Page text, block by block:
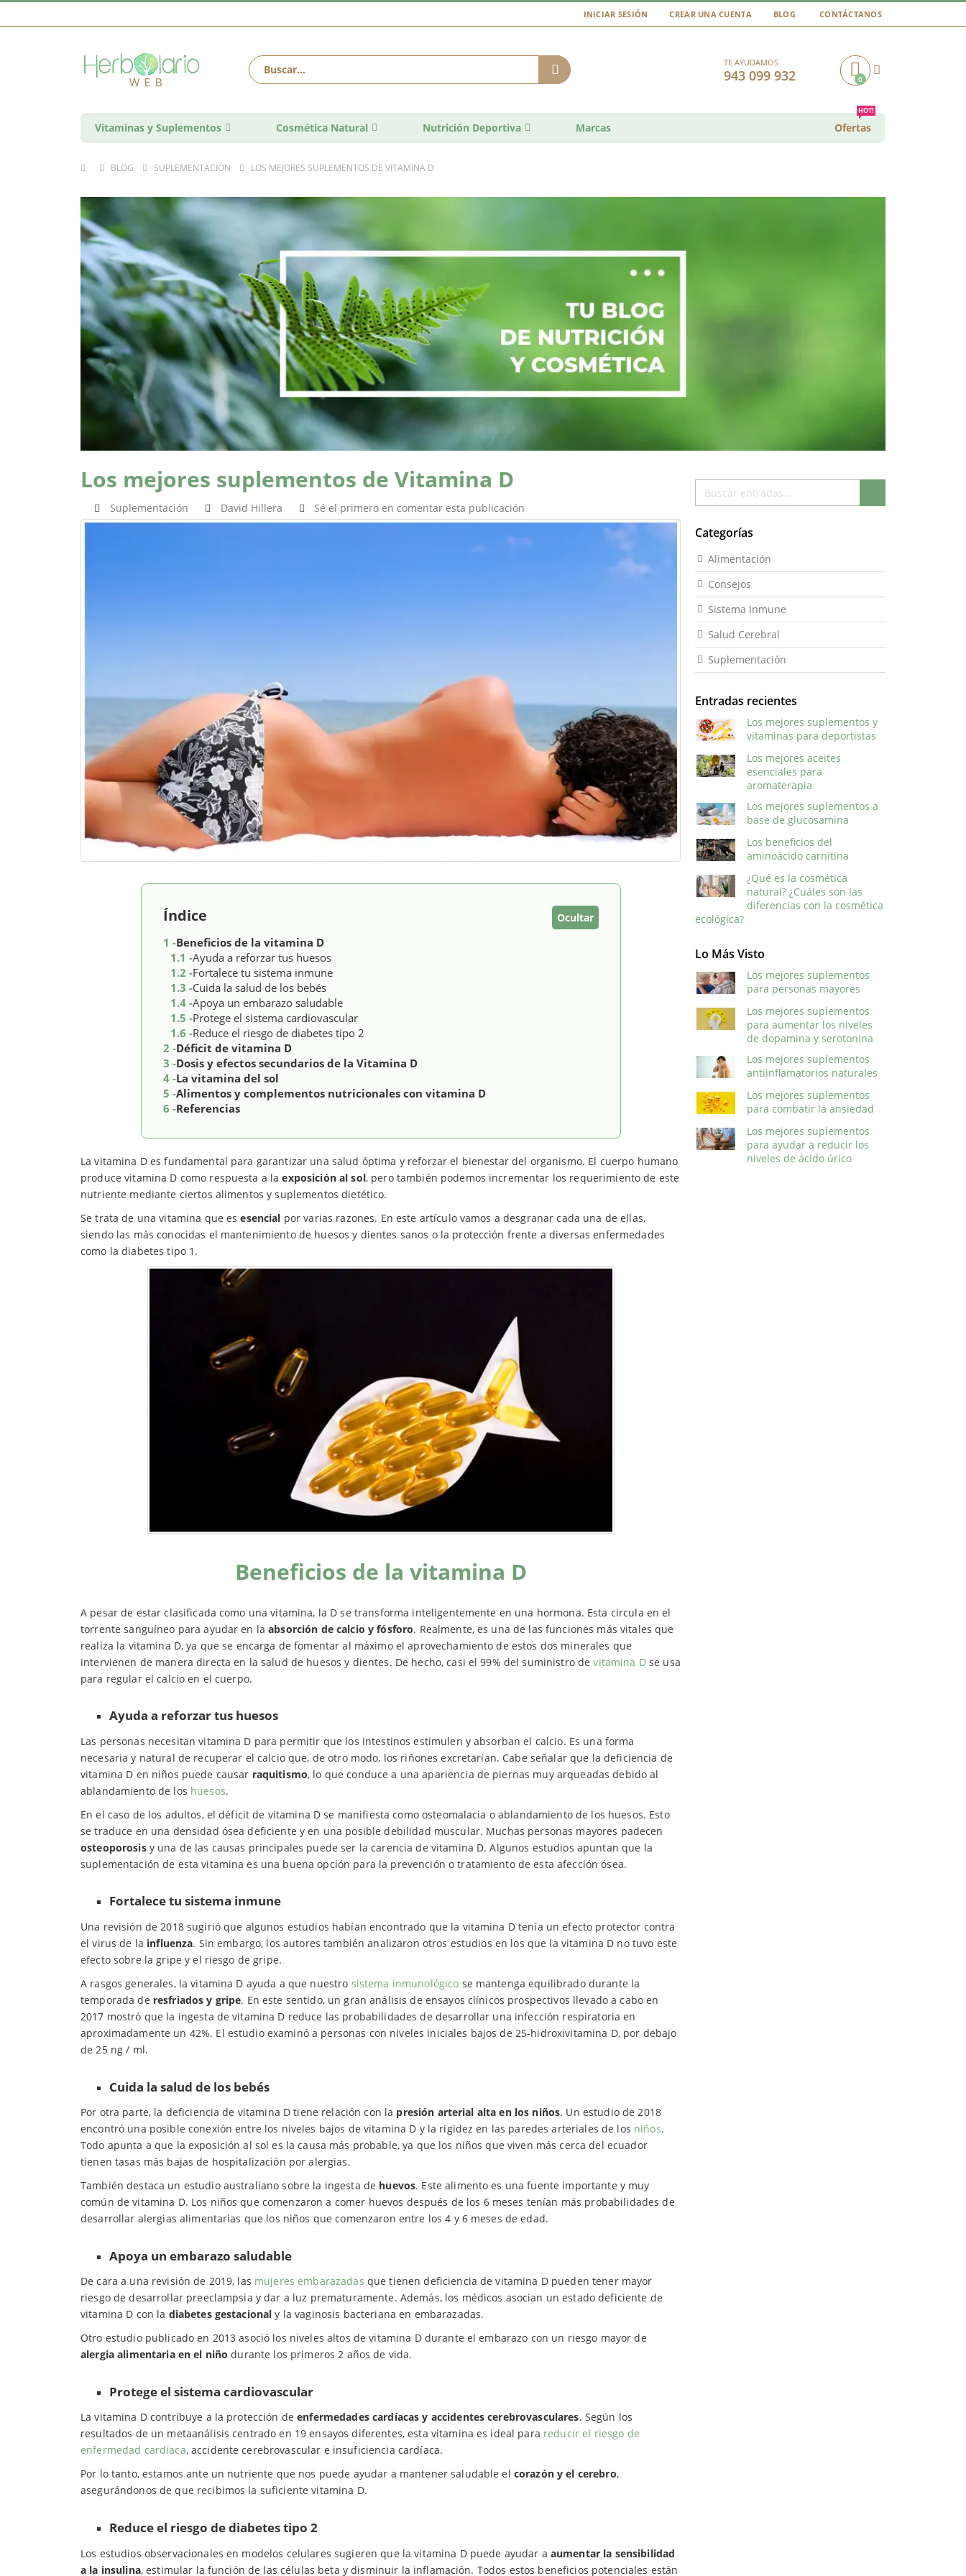
INICIAR SESIÓN CREAR UNA CUENTA BLOG CONTÁCTANOS
TE AYUDAMOS
943 099 932 Cart0
Vitaminas y Suplementos Cosmética Natural Nutrición Deportiva Marcas Ofertas
HOT!
BLOG SUPLEMENTACIÓN LOS MEJORES SUPLEMENTOS DE VITAMINA D
Categorías
Alimentación
Consejos
Sistema Inmune
Salud Cerebral
Suplementación
Entradas recientes
Los mejores suplementos y
vitaminas para deportistas
Los mejores aceites
esenciales para
aromaterapia
Los mejores suplementos a
base de glucosamina
Los beneficios del
aminoácido carnitina
¿Qué es la cosmética
natural? ¿Cuáles son las
diferencias con la cosmética
ecológica?
Lo Más Visto
Los mejores suplementos
para personas mayores
Los mejores suplementos
para aumentar los niveles
de dopamina y serotonina
Los mejores suplementos
antiinflamatorios naturales
Los mejores suplementos
para combatir la ansiedad
Los mejores suplementos
para ayudar a reducir los
niveles de ácido úrico
Los mejores suplementos de Vitamina D
Suplementación David Hillera Sé el primero en comentar esta publicación
Índice Ocultar
1 -Beneficios de la vitamina D
1.1 -Ayuda a reforzar tus huesos
1.2 -Fortalece tu sistema inmune
1.3 -Cuida la salud de los bebés
1.4 -Apoya un embarazo saludable
1.5 -Protege el sistema cardiovascular
1.6 -Reduce el riesgo de diabetes tipo 2
2 -Déficit de vitamina D
3 -Dosis y efectos secundarios de la Vitamina D
4 -La vitamina del sol
5 -Alimentos y complementos nutricionales con vitamina D
6 -Referencias
La vitamina D es fundamental para garantizar una salud óptima y reforzar el bienestar del organismo. El cuerpo humano
produce vitamina D como respuesta a laexposición al sol, pero también podemos incrementar los requerimiento de este
nutriente mediante ciertos alimentos y suplementos dietético.
Se trata de una vitamina que esesencial por varias razones. En este artículo vamos a desgranar cada una de ellas,
siendo las más conocidas el mantenimiento de huesos y dientes sanos o la protección frente a diversas enfermedades
como la diabetes tipo 1.
Beneficios de la vitamina D
A pesar de estar clasificada como una vitamina, la D se transforma inteligentemente en una hormona. Esta circula en el
torrente sanguíneo para ayudar en laabsorción de calcio y fósforo. Realmente, es una de las funciones más vitales que
realiza la vitamina D, ya que se encarga de fomentar al máximo el aprovechamiento de estos dos minerales que
intervienen de manera directa en la salud de huesos y dientes. De hecho, casi el 99% del suministro devitamina Dse usa
para regular el calcio en el cuerpo.
Ayuda a reforzar tus huesos
Las personas necesitan vitamina D para permitir que los intestinos estimulen y absorban el calcio. Es una forma
necesaria y natural de recuperar el calcio que, de otro modo, los riñones excretarían. Cabe señalar que la deficiencia de
vitamina D en niños puede causar raquitismo, lo que conduce a una apariencia de piernas muy arqueadas debido al
ablandamiento de los huesos.
En el caso de los adultos, el déficit de vitamina D se manifiesta como osteomalacia o ablandamiento de los huesos. Esto
se traduce en una densidad ósea deficiente y en una posible debilidad muscular. Muchas personas mayores padecen
osteoporosisy una de las causas principales puede ser la carencia de vitamina D. Algunos estudios apuntan que la
suplementación de esta vitamina es una buena opción para la prevención o tratamiento de esta afección ósea.
Fortalece tu sistema inmune
Una revisión de 2018 sugirió que algunos estudios habían encontrado que la vitamina D tenía un efecto protector contra
el virus de la influenza. Sin embargo, los autores también analizaron otros estudios en los que la vitamina D no tuvo este
efecto sobre la gripe y el riesgo de gripe.
A rasgos generales, la vitamina D ayuda a que nuestro sistema inmunológico se mantenga equilibrado durante la
temporada de resfriados y gripe. En este sentido, un gran análisis de ensayos clínicos prospectivos llevado a cabo en
2017 mostró que la ingesta de vitamina D reduce las probabilidades de desarrollar una infección respiratoria en
aproximadamente un 42%. El estudio examinó a personas con niveles iniciales bajos de 25-hidroxivitamina D, por debajo
de 25 ng / ml.
Cuida la salud de los bebés
Por otra parte, la deficiencia de vitamina D tiene relación con la presión arterial alta en los niños. Un estudio de 2018
encontró una posible conexión entre los niveles bajos de vitamina D y la rigidez en las paredes arteriales de los niños.
Todo apunta a que la exposición al sol es la causa más probable, ya que los niños que viven más cerca del ecuador
tienen tasas más bajas de hospitalización por alergias.
También destaca un estudio australiano sobre la ingesta de huevos. Este alimento es una fuente importante y muy
común de vitamina D. Los niños que comenzaron a comer huevos después de los 6 meses tenían más probabilidades de
desarrollar alergias alimentarias que los niños que comenzaron entre los 4 y 6 meses de edad.
Apoya un embarazo saludable
De cara a una revisión de 2019, las mujeres embarazadas que tienen deficiencia de vitamina D pueden tener mayor
riesgo de desarrollar preeclampsia y dar a luz prematuramente. Además, los médicos asocian un estado deficiente de
vitamina D con la diabetes gestacional y la vaginosis bacteriana en embarazadas.
Otro estudio publicado en 2013 asoció los niveles altos de vitamina D durante el embarazo con un riesgo mayor de
alergia alimentaria en el niño durante los primeros 2 años de vida.
Protege el sistema cardiovascular
La vitamina D contribuye a la protección deenfermedades cardíacas y accidentes cerebrovasculares. Según los
resultados de un metaanálisis centrado en 19 ensayos diferentes, esta vitamina es ideal para reducir el riesgo de
enfermedad cardíaca, accidente cerebrovascular e insuficiencia cardíaca.
Por lo tanto, estamos ante un nutriente que nos puede ayudar a mantener saludable el corazón y el cerebro,
asegurándonos de que recibimos la suficiente vitamina D.
Reduce el riesgo de diabetes tipo 2
Los estudios observacionales en modelos celulares sugieren que la vitamina D puede ayudar a aumentar la sensibilidad
a la insulina, estimular la función de las células beta y disminuir la inflamación. Todos estos beneficios potenciales están